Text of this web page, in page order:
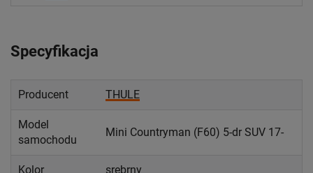
Specyfikacja
Producent THULE
Model
samochodu
Mini Countryman (F60) 5-dr SUV 17-
Kolor srebrny